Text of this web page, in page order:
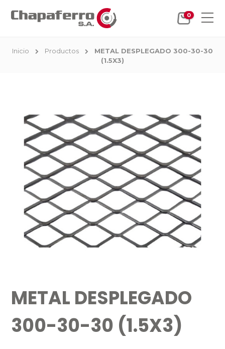
0
Inicio Productos
METAL DESPLEGADO 300-30-30
(1.5X3)
METAL DESPLEGADO
300-30-30 (1.5X3)